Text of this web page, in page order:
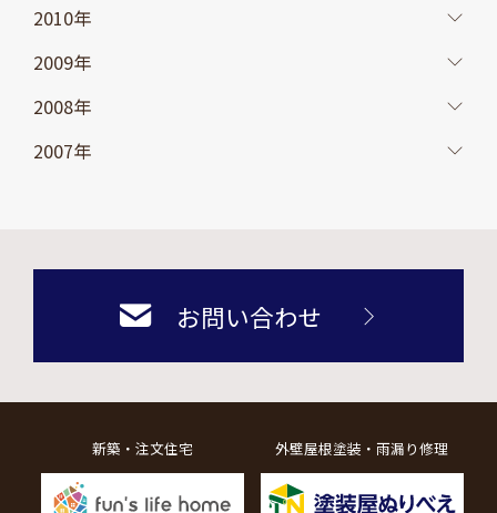
2010年
2009年
2008年
2007年
お問い合わせ
新築・注文住宅 外壁屋根塗装・雨漏り修理